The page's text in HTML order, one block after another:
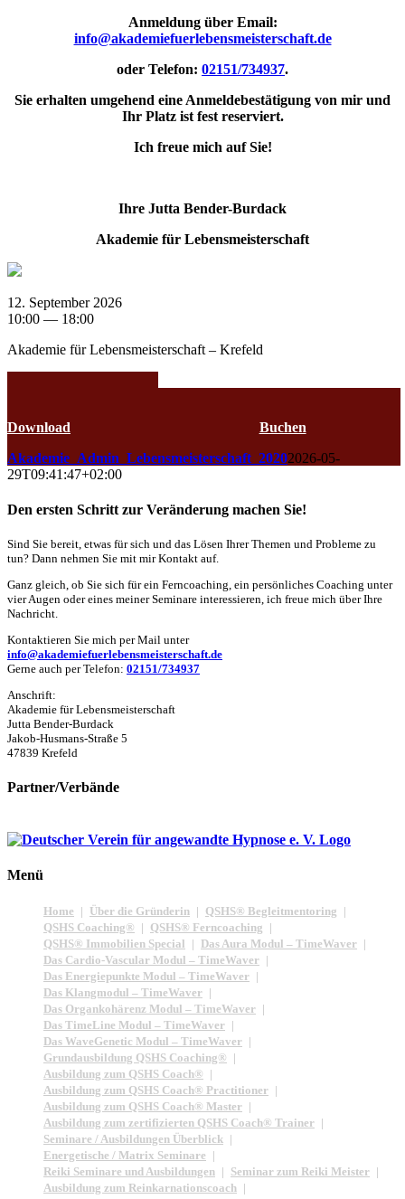
Anmeldung über Email:
info@akademiefuerlebensmeisterschaft.de
oder Telefon: 02151/734937.
Sie erhalten umgehend eine Anmeldebestätigung von mir und
Ihr Platz ist fest reserviert.
Ich freue mich auf Sie!
Ihre Jutta Bender-Burdack
Akademie für Lebensmeisterschaft
12. September 2026
10:00 — 18:00
Akademie für Lebensmeisterschaft – Krefeld
Download
Buchen
Akademie_Admin_Lebensmeisterschaft_20202026-05-
29T09:41:47+02:00
Den ersten Schritt zur Veränderung machen Sie!
Sind Sie bereit, etwas für sich und das Lösen Ihrer Themen und Probleme zu
tun? Dann nehmen Sie mit mir Kontakt auf.
Ganz gleich, ob Sie sich für ein Ferncoaching, ein persönliches Coaching unter
vier Augen oder eines meiner Seminare interessieren, ich freue mich über Ihre
Nachricht.
Kontaktieren Sie mich per Mail unter
info@akademiefuerlebensmeisterschaft.de
Gerne auch per Telefon: 02151/734937
Anschrift:
Akademie für Lebensmeisterschaft
Jutta Bender-Burdack
Jakob-Husmans-Straße 5
47839 Krefeld
Partner/Verbände
Menü
Home Über die Gründerin
QSHS® Begleitmentoring
QSHS Coaching®
QSHS® Ferncoaching
QSHS® Immobilien Special
Das Aura Modul – TimeWaver
Das Cardio-Vascular Modul – TimeWaver
Das Energiepunkte Modul – TimeWaver
Das Klangmodul – TimeWaver
Das Organkohärenz Modul – TimeWaver
Das TimeLine Modul – TimeWaver
Das WaveGenetic Modul – TimeWaver
Grundausbildung QSHS Coaching®
Ausbildung zum QSHS Coach®
Ausbildung zum QSHS Coach® Practitioner
Ausbildung zum QSHS Coach® Master
Ausbildung zum zertifizierten QSHS Coach® Trainer
Seminare / Ausbildungen Überblick
Energetische / Matrix Seminare
Reiki Seminare und Ausbildungen
Seminar zum Reiki Meister
Ausbildung zum Reinkarnationscoach